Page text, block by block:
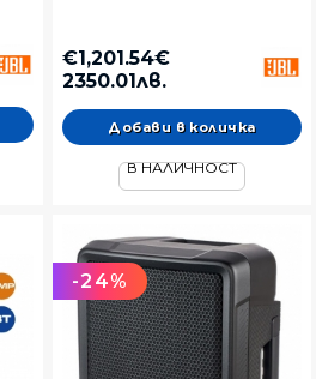
€1,201.54€
2350.01лв.
В НАЛИЧНОСТ
-24%